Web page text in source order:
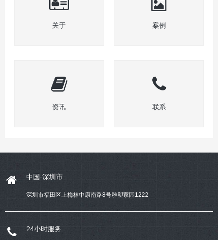
关于 案例
资讯 联系
中国·深圳市
深圳市福田区上梅林中康南路8号雕塑家园1222
24小时服务